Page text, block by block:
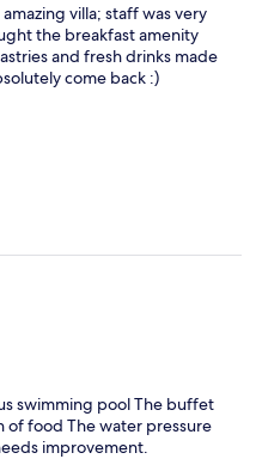
villa; staff was very
the breakfast amenity
and fresh drinks made
come back :)
swimming pool The buffet
of food The water pressure
improvement.